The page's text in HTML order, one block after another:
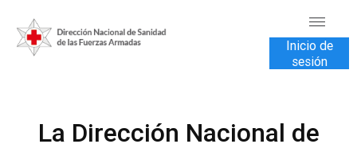
TRANSPARENCIA
Inicio de
sesión
La Dirección Nacional de